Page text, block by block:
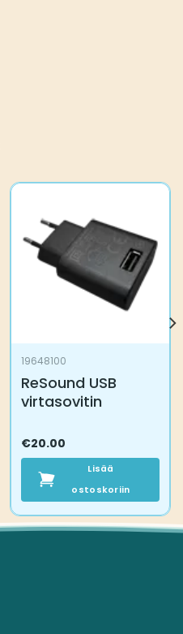
19648100
ReSound USB
virtasovitin
€20.00
Lisää
ostoskoriin